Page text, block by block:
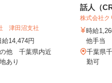
津田沼支社
給14,474円
他 千葉県内近
あり
話人（
株式会社ク
時給
他手当
千葉県
勤可